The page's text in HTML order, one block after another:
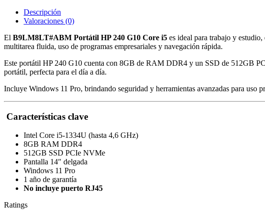
Descripción
Valoraciones (0)
El B9LM8LT#ABM Portátil HP 240 G10 Core i5 es ideal para trabajo y
multitarea fluida, uso de programas empresariales y navegación rápida.
Este portátil HP 240 G10 cuenta con 8GB de RAM DDR4 y un SSD de 512GB
portátil, perfecta para el día a día.
Incluye Windows 11 Pro, brindando seguridad y herramientas avanzadas para uso
Características clave
Intel Core i5-1334U (hasta 4,6 GHz)
8GB RAM DDR4
512GB SSD PCIe NVMe
Pantalla 14″ delgada
Windows 11 Pro
1 año de garantía
No incluye puerto RJ45
Ratings